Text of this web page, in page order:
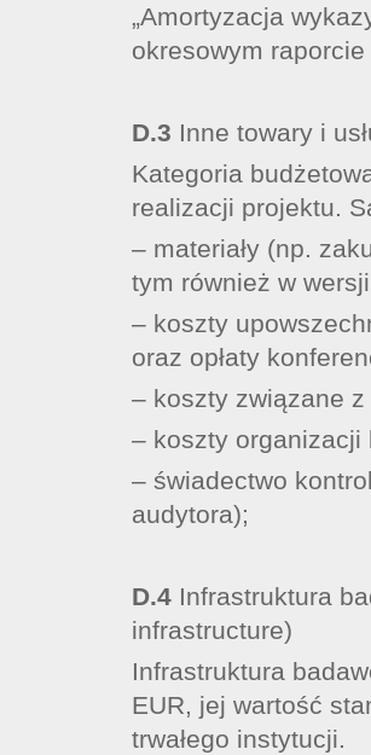
„Amortyzacja
okresowym raporcie
D.3 Inne towary i
Kategoria
realizacji projektu.
– materiały (np.
tym również w
– koszty
oraz opłaty
– koszty związane
– koszty organizacji
– świadectwo
audytora);
D.4 Infrastruktura
infrastructure)
Infrastruktura
EUR, jej wartość
trwałego instytucji.